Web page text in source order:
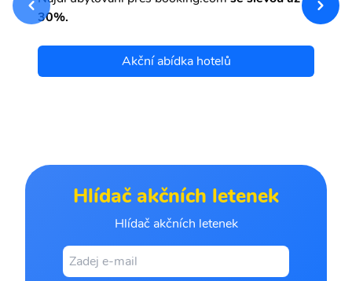
30%.
Akční abídka hotelů
Hlídač akčních letenek
Hlídač akčních letenek